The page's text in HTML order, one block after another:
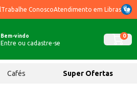
Trabalhe ConoscoAtendimento em Libras
Bem-vindo
Entre ou cadastre-se
0
Cafés Super Ofertas